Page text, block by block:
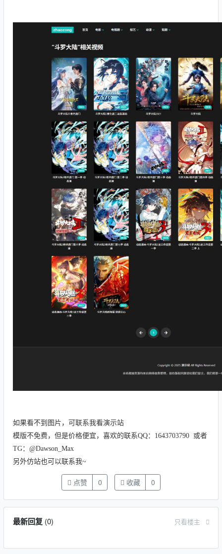
如果看不到图片，可联系我看演示站
模版不免费，但是价格便宜，喜欢的联系QQ：1643703790 或者
TG：@Dawson_Max
另外仿站也可以联系我~
点赞 0 收藏 0
最新回复(0) 只看楼主